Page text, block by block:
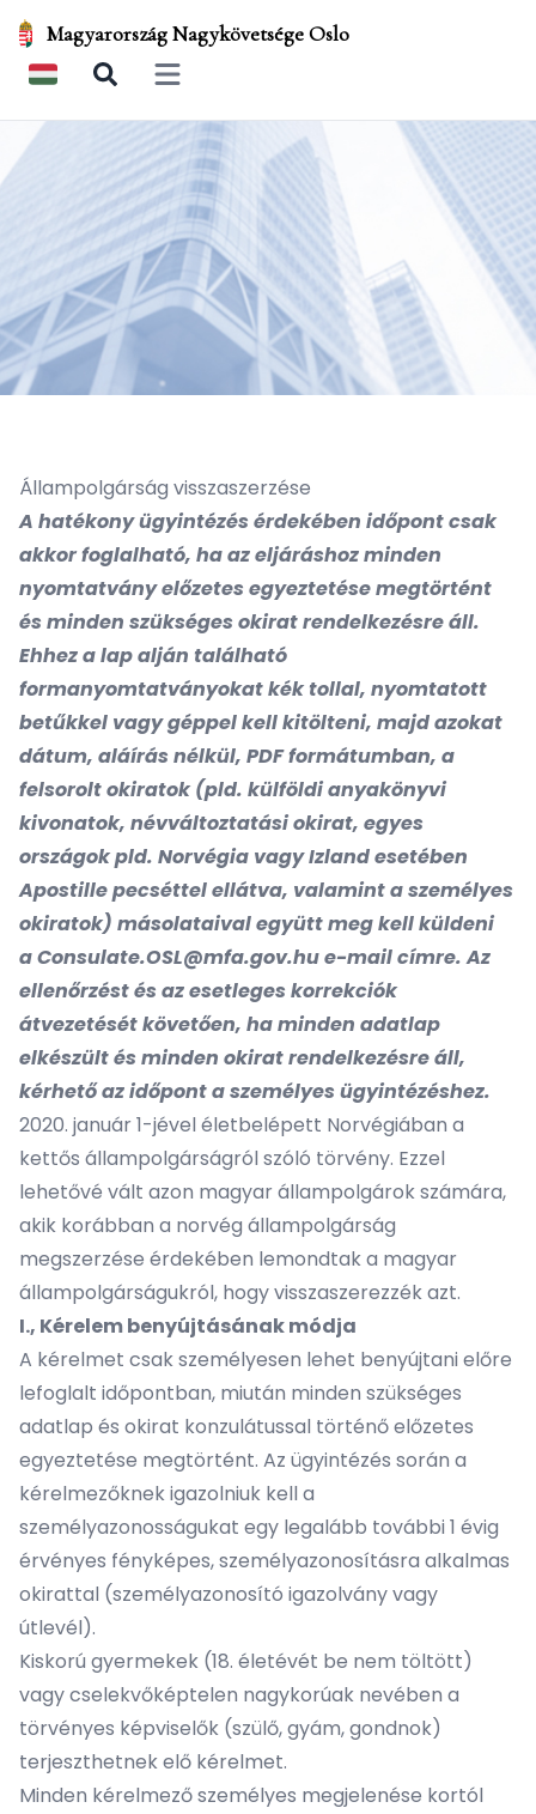
Magyarország Nagykövetsége Oslo
Open main menu
Állampolgárság visszaszerzése
A hatékony ügyintézés érdekében időpont csak
akkor foglalható, ha az eljáráshoz minden
nyomtatvány előzetes egyeztetése megtörtént
és minden szükséges okirat rendelkezésre áll.
Ehhez a lap alján található
formanyomtatványokat kék tollal, nyomtatott
betűkkel vagy géppel kell kitölteni, majd azokat
dátum, aláírás nélkül, PDF formátumban, a
felsorolt okiratok (pld. külföldi anyakönyvi
kivonatok, névváltoztatási okirat, egyes
országok pld. Norvégia vagy Izland esetében
Apostille pecséttel ellátva, valamint a személyes
okiratok) másolataival együtt meg kell küldeni
aConsulate.OSL@mfa.gov.hue-mail címre. Az
ellenőrzést és az esetleges korrekciók
átvezetését követően, ha minden adatlap
elkészült és minden okirat rendelkezésre áll,
kérhető az időpont a személyes ügyintézéshez.
2020. január 1-jével életbelépett Norvégiában a
kettős állampolgárságról szóló törvény. Ezzel
lehetővé vált azon magyar állampolgárok számára,
akik korábban a norvég állampolgárság
megszerzése érdekében lemondtak a magyar
állampolgárságukról, hogy visszaszerezzék azt.
I., Kérelem benyújtásának módja
A kérelmet csak személyesen lehet benyújtani előre
lefoglalt időpontban, miután minden szükséges
adatlap és okirat konzulátussal történő előzetes
egyeztetése megtörtént. Az ügyintézés során a
kérelmezőknek igazolniuk kell a
személyazonosságukat egy legalább további 1 évig
érvényes fényképes, személyazonosításra alkalmas
okirattal (személyazonosító igazolvány vagy
útlevél).
Kiskorú gyermekek (18. életévét be nem töltött)
vagy cselekvőképtelen nagykorúak nevében a
törvényes képviselők (szülő, gyám, gondnok)
terjeszthetnek elő kérelmet.
Minden kérelmező személyes megjelenése kortól